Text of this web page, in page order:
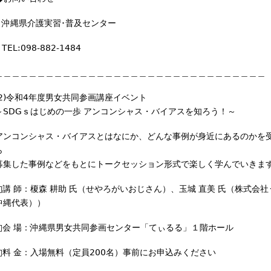
縄県介護実習･普及センター
882-1484
令和4年度男女共同参画講座イベント
SDGｓはじめの一歩 アンコンシャス・バイアスを知ろう！～
ンコンシャス・バイアスとはなにか、どんな事例が身近にあるのかを
集した事例などをもとにトークセッション形式で楽しく学んでいきます
師：榎森 耕助 氏（せやろがいおじさん）、玉城 直美 氏（株式会社
縄代表））
場：沖縄県男女共同参画センター「てぃるる」１階ホール
金：入場無料（定員200名）事前にお申込みください